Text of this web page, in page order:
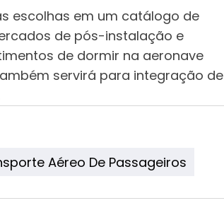
escolhas em um catálogo de
de pós-instalação e
de dormir na aeronave
servirá para integração de
Aéreo De Passageiros